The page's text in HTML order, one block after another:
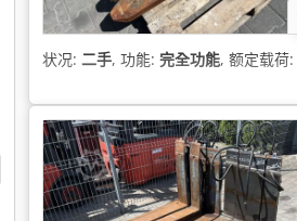
状况: 二手, 功能: 完全功能, 额定载荷: